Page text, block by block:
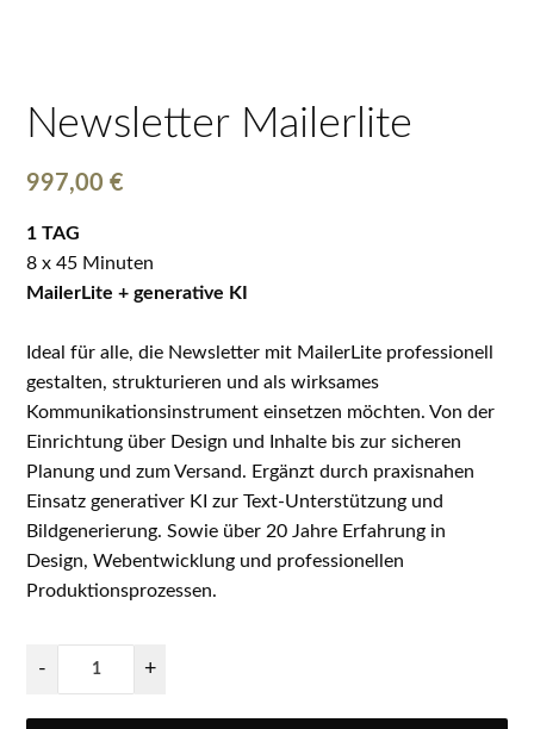
Newsletter Mailerlite
997,00€
1 TAG
8 x 45 Minuten
MailerLite + generative KI
Ideal für alle, die Newsletter mit MailerLite professionell
gestalten, strukturieren und als wirksames
Kommunikationsinstrument einsetzen möchten. Von der
Einrichtung über Design und Inhalte bis zur sicheren
Planung und zum Versand. Ergänzt durch praxisnahen
Einsatz generativer KI zur Text-Unterstützung und
Bildgenerierung. Sowie über 20 Jahre Erfahrung in
Design, Webentwicklung und professionellen
Produktionsprozessen.
- +